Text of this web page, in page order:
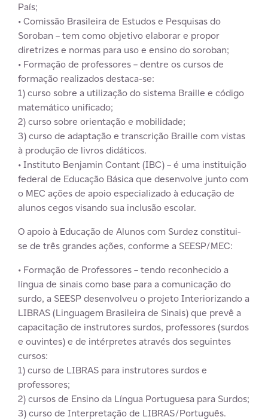
País;
• Comissão Brasileira de Estudos e Pesquisas do
Soroban –tem como objetivo elaborar e propor
diretrizes e normas para uso e ensino do soroban;
• Formação de professores –dentre os cursos de
formação realizados destaca-se:
1) curso sobre a utilização do sistema Braille e código
matemático unificado;
2) curso sobre orientação e mobilidade;
3) curso de adaptação e transcrição Braille com vistas
à produção de livros didáticos.
• Instituto Benjamin Contant (IBC) –é uma instituição
federal de Educação Básica que desenvolve junto com
o MEC ações de apoio especializado à educação de
alunos cegos visando sua inclusão escolar.
O apoio à Educação de Alunos com Surdez constitui-
se de três grandes ações, conforme a SEESP/MEC:
• Formação de Professores –tendo reconhecido a
língua de sinais como base para a comunicação do
surdo, a SEESP desenvolveu o projeto Interiorizando a
LIBRAS (Linguagem Brasileira de Sinais) que prevê a
capacitação de instrutores surdos, professores (surdos
e ouvintes) e de intérpretes através dos seguintes
cursos:
1) curso de LIBRAS para instrutores surdos e
professores;
2) cursos de Ensino da Língua Portuguesa para Surdos;
3) curso de Interpretação de LIBRAS/Português.